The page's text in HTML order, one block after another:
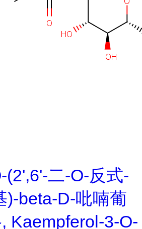
(2',6'-二-O-反式-
)-beta-D-吡喃葡
Kaempferol-3-O-